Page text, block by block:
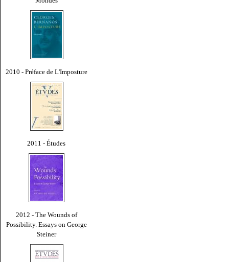
2010 - Préface de L'Imposture
2011 - Études
2012 - The Wounds of
Possibility. Essays on George
Steiner